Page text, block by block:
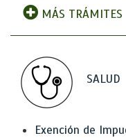
MÁS TRÁMITES
SALUD
Exención de